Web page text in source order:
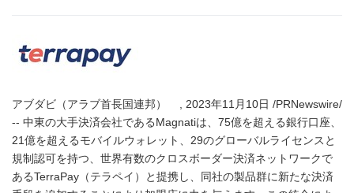
アブダビ（アラブ首長国連邦） , 2023年11月10日 /PRNewswire/
-- 中東の大手決済会社であるMagnatiは、75億を超える銀行口座、
21億を超えるモバイルウォレット、29のグローバルライセンスと
規制認可を持つ、世界有数のクロスボーダー決済ネットワークで
あるTerraPay（テラペイ）と提携し、同社の製品群に新たな決済